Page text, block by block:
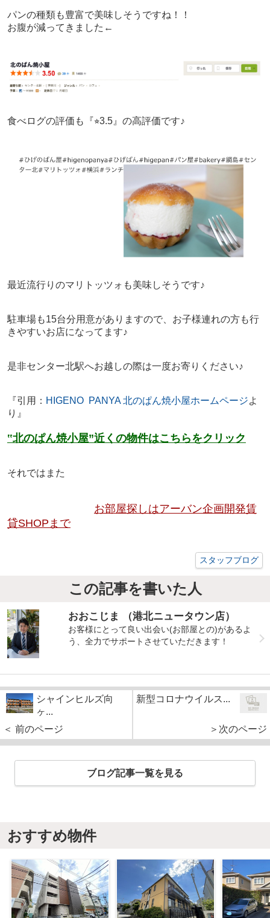
パンの種類も豊富で美味しそうですね！！
お腹が減ってきました←
食べログの評価も『⭐︎3.5』の高評価です♪
最近流行りのマリトッツォも美味しそうです♪
駐車場も15台分用意がありますので、お子様連れの方も行
きやすいお店になってます♪
是非センター北駅へお越しの際は一度お寄りください♪
『引用： HIGENO PANYA 北のぱん焼小屋ホームページよ
り』
‟北のぱん焼小屋”近くの物件はこちらをクリック
それではまた
お部屋探しはアーバン企画開発賃
貸SHOPまで
スタッフブログ
この記事を書いた人
おおこじま （港北ニュータウン店）
お客様にとって良い出会い(お部屋との)があるよ
う、全力でサポートさせていただきます！
シャインヒルズ向
ヶ...
＜ 前のページ
新型コロナウイルス...
＞次のページ
ブログ記事一覧を見る
おすすめ物件